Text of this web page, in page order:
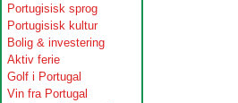
Portugisisk sprog
Portugisisk kultur
Bolig & investering
Aktiv ferie
Golf i Portugal
Vin fra Portugal